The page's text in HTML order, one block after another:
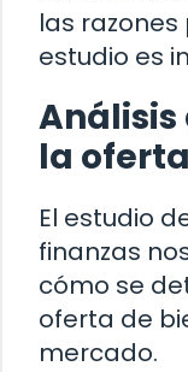
las
estudio es
la
El estudio
finanzas
cómo se
oferta de
mercado.